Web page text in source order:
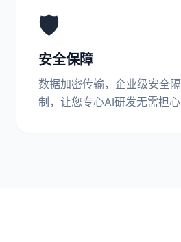
🛡️
安全保障
数据加密传输，企业级安全
制，让您专心AI研发无需担